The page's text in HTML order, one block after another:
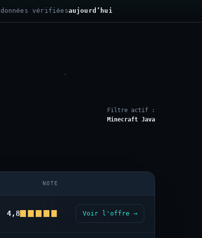
données vérifiéesaujourd’hui
Filtre actif :
Minecraft Java
NOTE
4,8 Voir l'offre →